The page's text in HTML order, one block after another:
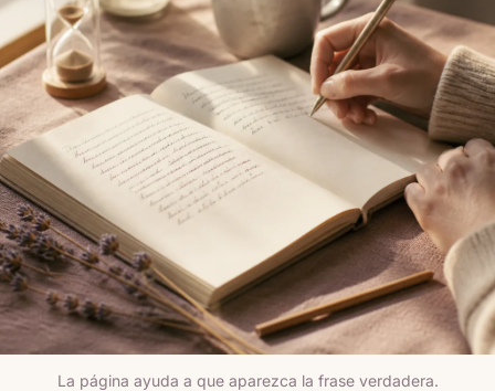
La página ayuda a que aparezca la frase verdadera.